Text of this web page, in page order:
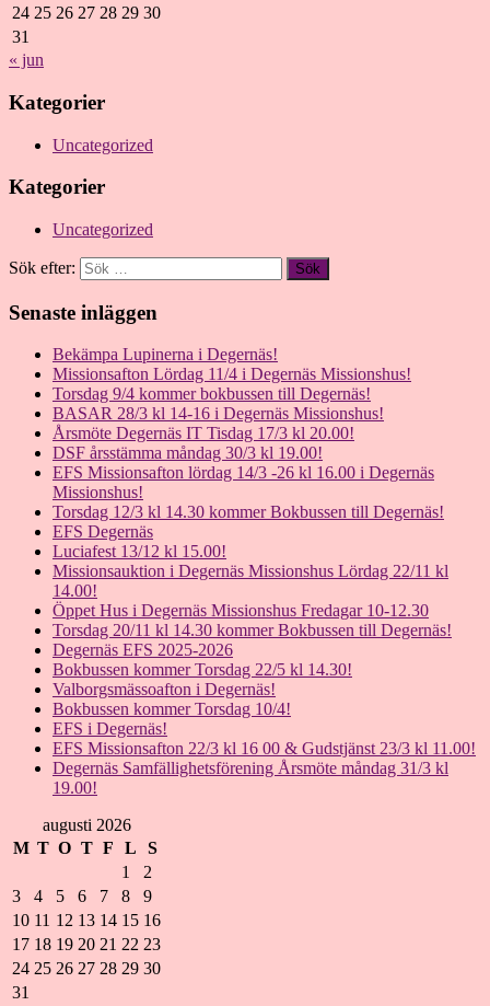
24 25 26 27 28 29 30
31
« jun
Kategorier
Uncategorized
Kategorier
Uncategorized
Sök efter:
Senaste inläggen
Bekämpa Lupinerna i Degernäs!
Missionsafton Lördag 11/4 i Degernäs Missionshus!
Torsdag 9/4 kommer bokbussen till Degernäs!
BASAR 28/3 kl 14-16 i Degernäs Missionshus!
Årsmöte Degernäs IT Tisdag 17/3 kl 20.00!
DSF årsstämma måndag 30/3 kl 19.00!
EFS Missionsafton lördag 14/3 -26 kl 16.00 i Degernäs
Missionshus!
Torsdag 12/3 kl 14.30 kommer Bokbussen till Degernäs!
EFS Degernäs
Luciafest 13/12 kl 15.00!
Missionsauktion i Degernäs Missionshus Lördag 22/11 kl
14.00!
Öppet Hus i Degernäs Missionshus Fredagar 10-12.30
Torsdag 20/11 kl 14.30 kommer Bokbussen till Degernäs!
Degernäs EFS 2025-2026
Bokbussen kommer Torsdag 22/5 kl 14.30!
Valborgsmässoafton i Degernäs!
Bokbussen kommer Torsdag 10/4!
EFS i Degernäs!
EFS Missionsafton 22/3 kl 16 00 & Gudstjänst 23/3 kl 11.00!
Degernäs Samfällighetsförening Årsmöte måndag 31/3 kl
19.00!
augusti 2026
M T O T F L
S
1
2
3
4 5 6 7 8
9
10 11 12 13 14 15 16
17 18 19 20 21 22 23
24 25 26 27 28 29 30
31